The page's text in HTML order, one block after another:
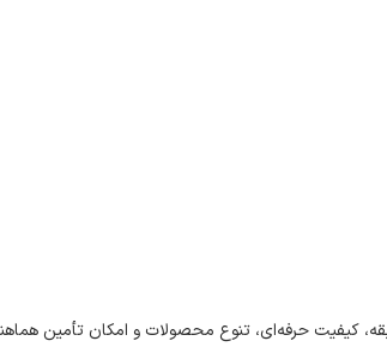
کیفیت حرفه‌ای، تنوع محصولات و امکان تأمین